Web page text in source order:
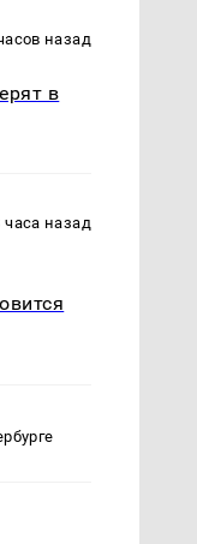
назад
в
часа назад